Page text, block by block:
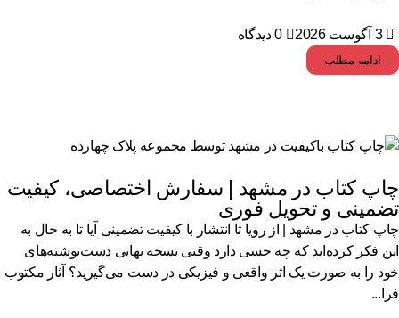
3 آگوست 2026 0 دیدگاه
ادامه مطلب
کتاب در مشهد | سفارش اختصاصی، کیفیت
و تحویل فوری
کتاب در مشهد | از رویا تا انتشار با کیفیت تضمینی آیا تا به حال به
فکر کرده‌اید که چه حسی دارد وقتی نسخه نهایی دست‌نوشته‌های
را به صورت یک اثر واقعی و فیزیکی در دست می‌گیرید؟ آثار مکتوب